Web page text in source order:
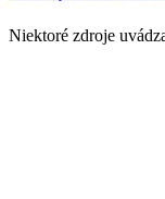
Niektoré zdroje